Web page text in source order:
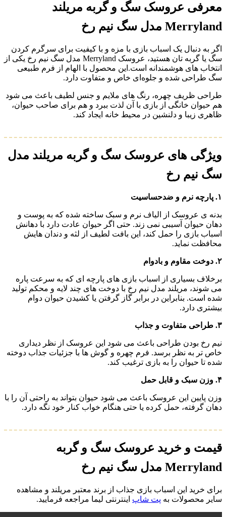
معرفی عروسک سگ و گربه مریلند
Merryland مدل سگ نیم رخ
اگر به‌ دنبال یک اسباب‌ بازی با مزه و با کیفیت برای سرگرم کردن
سگ یا گربه‌ تان هستید، عروسک Merryland مدل سگ نیم‌ رخ یکی از
انتخاب‌ های هوشمندانه است.این محصول با الهام از فرم طبیعی
سگ طراحی شده و جلوه‌ای خاص و متفاوت دارد.
طراحی ظریف چهره، رنگ‌ های ملایم و جنس لطیف باعث می‌ شود
هم حیوان خانگی از بازی با آن لذت ببرد و هم برای صاحب حیوان،
ظاهری زیبا و دلنشین در محیط خانه ایجاد کند.
ویژگی های عروسک سگ و گربه مریلند مدل
سگ نیم رخ
۱. پارچه نرم و ضدحساسیت
بدنه‌ ی عروسک از الیاف نرم و سبک ساخته شده که به پوست و
دهان حیوان آسیبی نمی‌ زند. حتی اگر حیوان عادت دارد با دهانش
اسباب‌ بازی را حمل کند، این بافت لطیف از لثه و دندان‌ هایش
محافظت نماید.
۲. دوخت مقاوم و بادوام
برخلاف بسیاری از اسباب‌ بازی‌ های پارچه‌ ای که به‌ سرعت پاره
می‌ شوند، مریلند مدل نیم‌ رخ با دوخت‌ های چند لایه و محکم تولید
شده است. بنابراین در برابر گاز گرفتن یا کشیدن حیوان دوام
بیشتری دارد.
۳. طراحی متفاوت و جذاب
نیم‌ رخ بودن طراحی باعث می‌ شود این عروسک از نظر دیداری
خاص‌ تر به نظر برسد. فرم چهره و گوش‌ ها با جزئیات جذاب دوخته
شده تا حیوان را به بازی ترغیب کند.
۴. وزن سبک و قابل‌ حمل
وزن پایین این عروسک باعث می‌ شود حیوان بتواند به‌ راحتی آن را با
دهان گرفته، حمل کرده یا حتی هنگام خواب کنار خود نگه دارد.
قیمت و خرید عروسک سگ و گربه
Merryland مدل سگ نیم رخ
برای خرید این اسباب بازی جذاب از برند معتبر مریلند و مشاهده
سایر محصولات به پت شاپ اینترنتی لیما مراجعه فرمایید.